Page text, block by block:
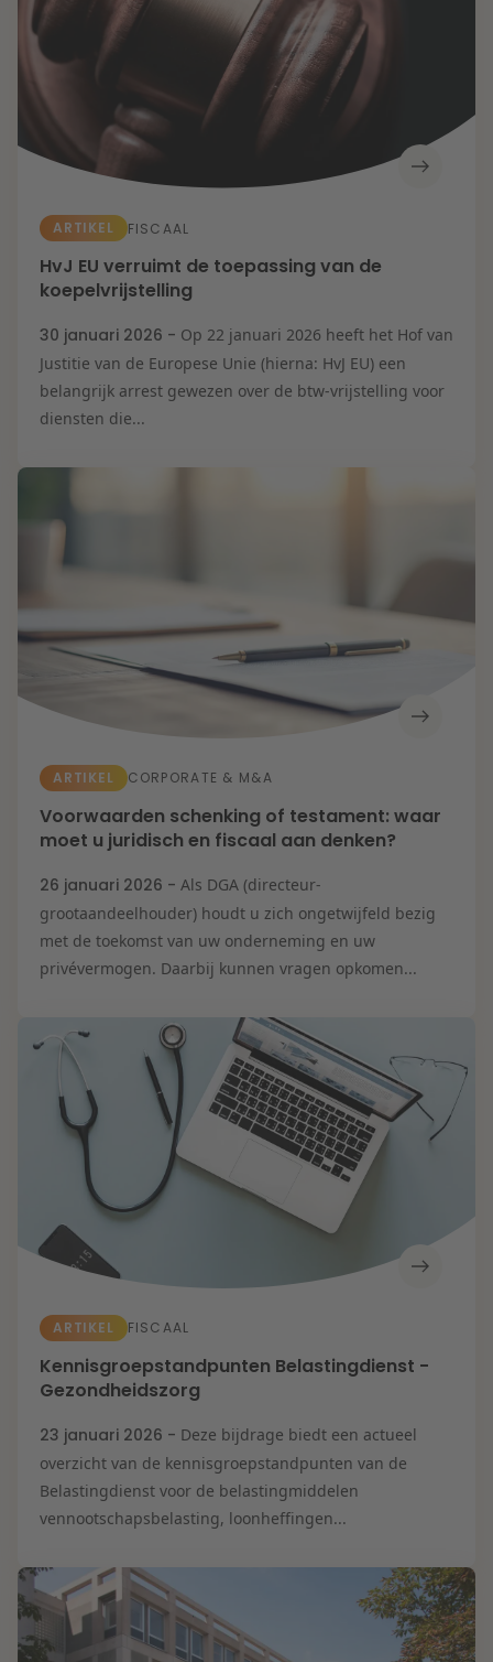
ARTIKEL FISCAAL
HvJ EU verruimt de toepassing van de
koepelvrijstelling
30 januari 2026 - Op 22 januari 2026 heeft het Hof van
Justitie van de Europese Unie (hierna: HvJ EU) een
belangrijk arrest gewezen over de btw-vrijstelling voor
diensten die...
ARTIKEL CORPORATE & M&A
Voorwaarden schenking of testament: waar
moet u juridisch en fiscaal aan denken?
26 januari 2026 - Als DGA (directeur-
grootaandeelhouder) houdt u zich ongetwijfeld bezig
met de toekomst van uw onderneming en uw
privévermogen. Daarbij kunnen vragen opkomen...
ARTIKEL FISCAAL
Kennisgroepstandpunten Belastingdienst -
Gezondheidszorg
23 januari 2026 - Deze bijdrage biedt een actueel
overzicht van de kennisgroepstandpunten van de
Belastingdienst voor de belastingmiddelen
vennootschapsbelasting, loonheffingen...